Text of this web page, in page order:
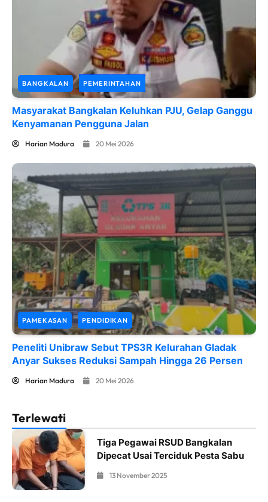
BANGKALAN PEMERINTAHAN
Masyarakat Bangkalan Keluhkan PJU, Gelap Ganggu
Kenyamanan Pengguna Jalan
Harian Madura 20 Mei 2026
PAMEKASAN PENDIDIKAN
Peneliti Unibraw Sebut TPS3R Kelurahan Gladak
Anyar Sukses Reduksi Sampah Hingga 26 Persen
Harian Madura 20 Mei 2026
Terlewati
Tiga Pegawai RSUD Bangkalan
Dipecat Usai Terciduk Pesta Sabu
13 November 2025